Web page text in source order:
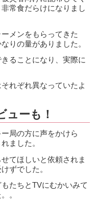
常食だらけになりまし
メンをもらってきた
りの量がありました。
ることになり、実際に
れぞれ異なっていたよ
ューも！
局の方に声をかけら
ました。
てほしいと依頼されま
ずでした。
たちとTVにむかいみて
。